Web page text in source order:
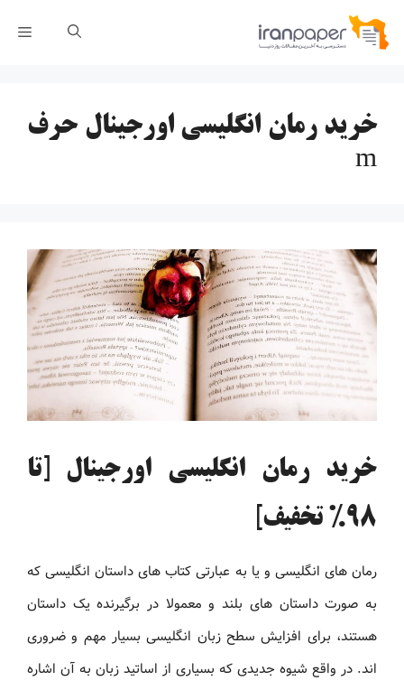
پرش
خرید رمان انگلیسی اورجینال حرف
m
خرید رمان انگلیسی اورجینال [تا
98% تخفیف]
رمان های انگلیسی و یا به عبارتی کتاب های داستان انگلیسی که
به صورت داستان های بلند و معمولا در برگیرنده یک داستان
هستند، برای افزایش سطح زبان انگلیسی بسیار مهم و ضروری
اند. در واقع شیوه جدیدی که بسیاری از اساتید زبان به آن اشاره